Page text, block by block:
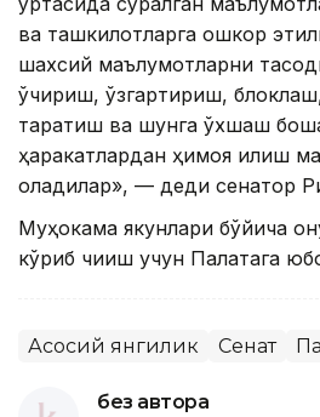
ва ташкилотларга ошкор
шахсий маълумотларни
ўчириш, ўзгартириш,
тарқатиш ва шунга ўхшаш
ҳаракатлардан ҳимоя қилиш
оладилар», — деди сенатор
Муҳокама якунлари бўйича
кўриб чиқиш учун Палатага
Асосий янгилик Сенат
без автора